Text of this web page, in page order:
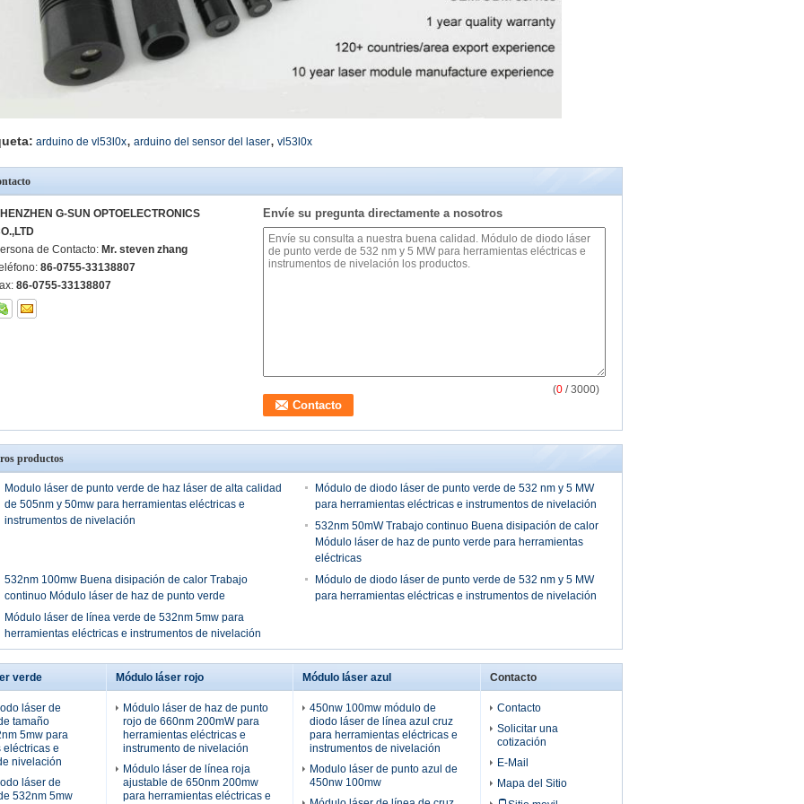
arduino de vl53l0x, arduino del sensor del laser, vl53l0x
G-SUN OPTOELECTRONICS
de Contacto: Mr. steven zhang
86-0755-33138807
86-0755-33138807
Envíe su pregunta directamente a nosotros
(0 / 3000)
productos
Modulo láser de punto verde de haz láser de alta calidad
de 505nm y 50mw para herramientas eléctricas e
instrumentos de nivelación
Módulo de diodo láser de punto verde de 532 nm y 5 MW
para herramientas eléctricas e instrumentos de nivelación
532nm 50mW Trabajo continuo Buena disipación de calor
Módulo láser de haz de punto verde para herramientas
eléctricas
532nm 100mw Buena disipación de calor Trabajo
continuo Módulo láser de haz de punto verde
Módulo de diodo láser de punto verde de 532 nm y 5 MW
para herramientas eléctricas e instrumentos de nivelación
Módulo láser de línea verde de 532nm 5mw para
herramientas eléctricas e instrumentos de nivelación
verde
láser de
tamaño
5mw para
eléctricas e
nivelación
láser de
532nm 5mw
Módulo láser rojo
Módulo láser de haz de punto
rojo de 660nm 200mW para
herramientas eléctricas e
instrumento de nivelación
Módulo láser de línea roja
ajustable de 650nm 200mw
para herramientas eléctricas e
Módulo láser azul
450nw 100mw módulo de
diodo láser de línea azul cruz
para herramientas eléctricas e
instrumentos de nivelación
Modulo láser de punto azul de
450nw 100mw
Contacto
Contacto
Solicitar una
cotización
E-Mail
Mapa del Sitio